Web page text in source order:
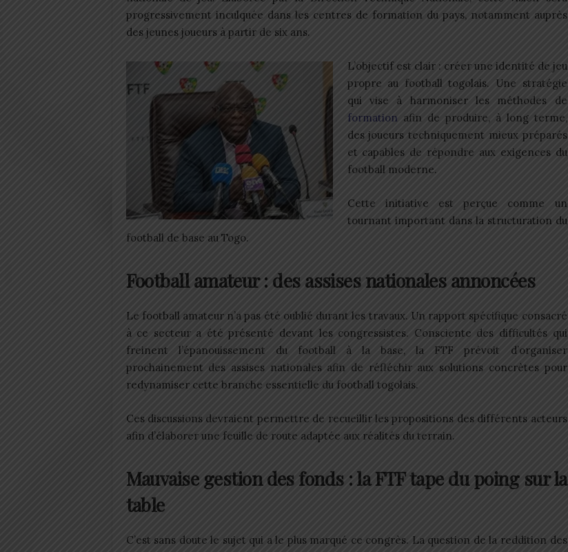
progressivement inculquée dans les centres de formation du pays, notamment auprès
des jeunes joueurs à partir de six ans.
L’objectif est clair : créer une identité de jeu
propre au football togolais. Une stratégie
qui vise à harmoniser les méthodes de
formationafin de produire, à long terme,
des joueurs techniquement mieux préparés
et capables de répondre aux exigences du
football moderne.
Cette initiative est perçue comme un
tournant important dans la structuration du
football de base au Togo.
Football amateur : des assises nationales annoncées
Le football amateur n’a pas été oublié durant les travaux. Un rapport spécifique consacré
à ce secteur a été présenté devant les congressistes. Consciente des difficultés qui
freinent l’épanouissement du football à la base, la FTF prévoit d’organiser
prochainement des assises nationales afin de réfléchir aux solutions concrètes pour
redynamiser cette branche essentielle du football togolais.
Ces discussions devraient permettre de recueillir les propositions des différents acteurs
afin d’élaborer une feuille de route adaptée aux réalités du terrain.
Mauvaise gestion des fonds : la FTF tape du poing sur la
table
C’est sans doute le sujet qui a le plus marqué ce congrès. La question de la reddition des